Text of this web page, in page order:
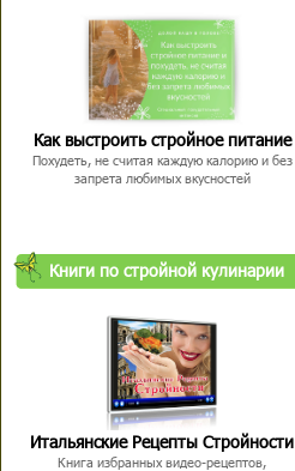
Как выстроить стройное питание
Похудеть, не считая каждую калорию и без
запрета любимых вкусностей
Книги по стройной кулинарии
Итальянские Рецепты Стройности
Книга избранных видео-рецептов,